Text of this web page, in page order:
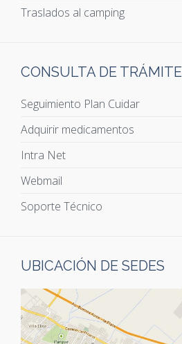
Traslados al camping
CONSULTA DE
Seguimiento Plan Cuidar
Adquirir medicamentos
Intra Net
Webmail
Soporte Técnico
UBICACIÓN DE SEDES